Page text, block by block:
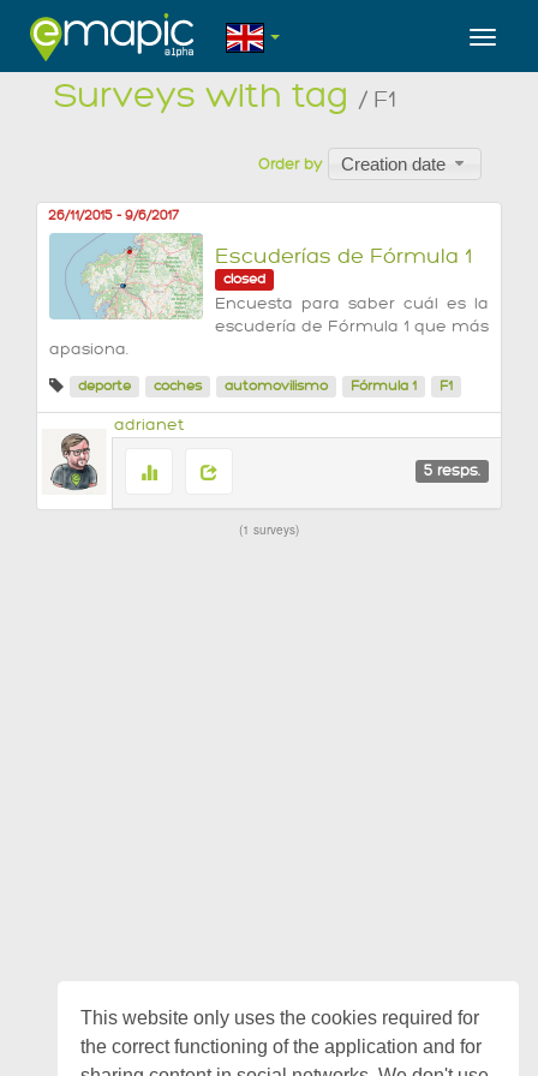
This website only uses the cookies required for
the correct functioning of the application and for
Surveys with tag / F1
Order by Creation date
26/11/2015 - 9/6/2017
Escuderías de Fórmula 1
closed
Encuesta para saber cuál es la
escudería de Fórmula 1 que más
apasiona.
deporte coches automovilismo Fórmula 1 F1
adrianet
5 resps.
1 surveys